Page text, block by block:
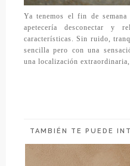
Ya tenemos el fin de
apetecería desconectar y
características. Sin ruido,
sencilla pero con una
una localización
TAMBIÉN TE PUEDE